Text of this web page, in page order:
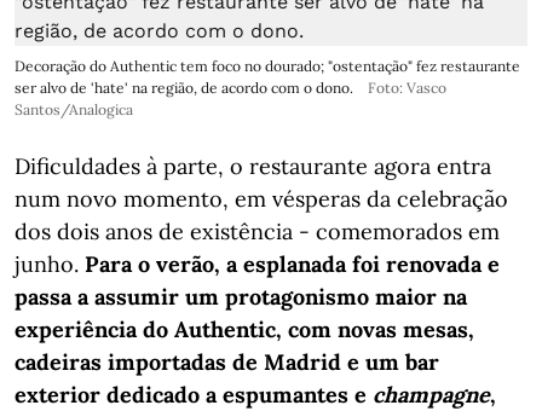
Decoração do Authentic tem foco no dourado; "ostentação" fez restaurante
ser alvo de 'hate' na região, de acordo com o dono.
Foto: Vasco
Santos/Analogica
Dificuldades à parte, o restaurante agora entra
num novo momento, em vésperas da celebração
dos dois anos de existência - comemorados em
junho. Para o verão, a esplanada foi renovada e
passa a assumir um protagonismo maior na
experiência do Authentic, com novas mesas,
cadeiras importadas de Madrid e um bar
exterior dedicado a espumantes e champagne,